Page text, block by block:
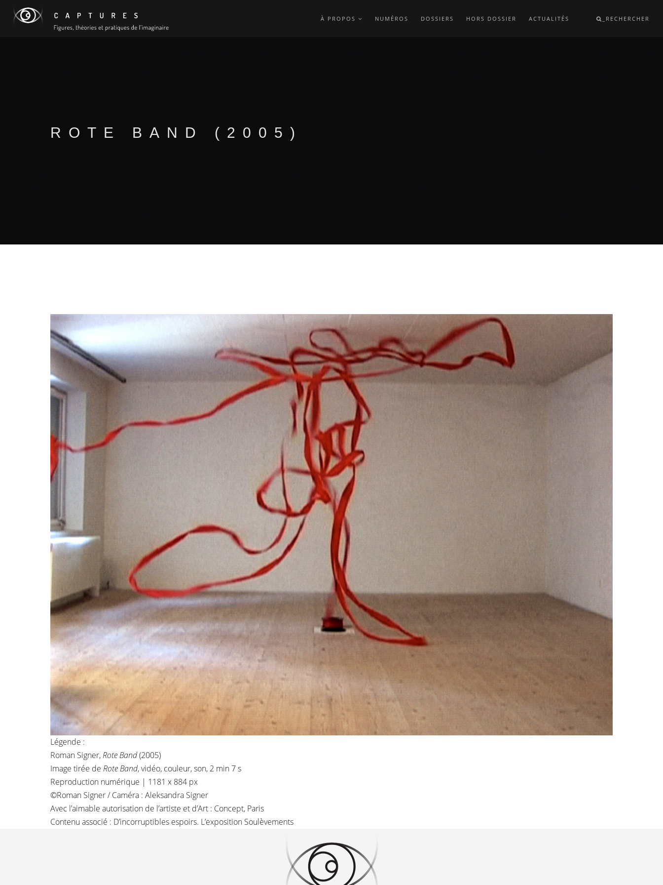
À PROPOS NUMÉROS DOSSIERS HORS DOSSIER ACTUALITÉS _RECHERCHER
ROTE BAND (2005)
Légende :
Roman Signer,Rote Band(2005)
Image tirée de Rote Band, vidéo, couleur, son, 2 min 7 s
Reproduction numérique | 1181 x 884 px
©Roman Signer / Caméra : Aleksandra Signer
Avec l’aimable autorisation de l’artiste et d’Art : Concept, Paris
Contenu associé : D’incorruptibles espoirs. L’exposition Soulèvements